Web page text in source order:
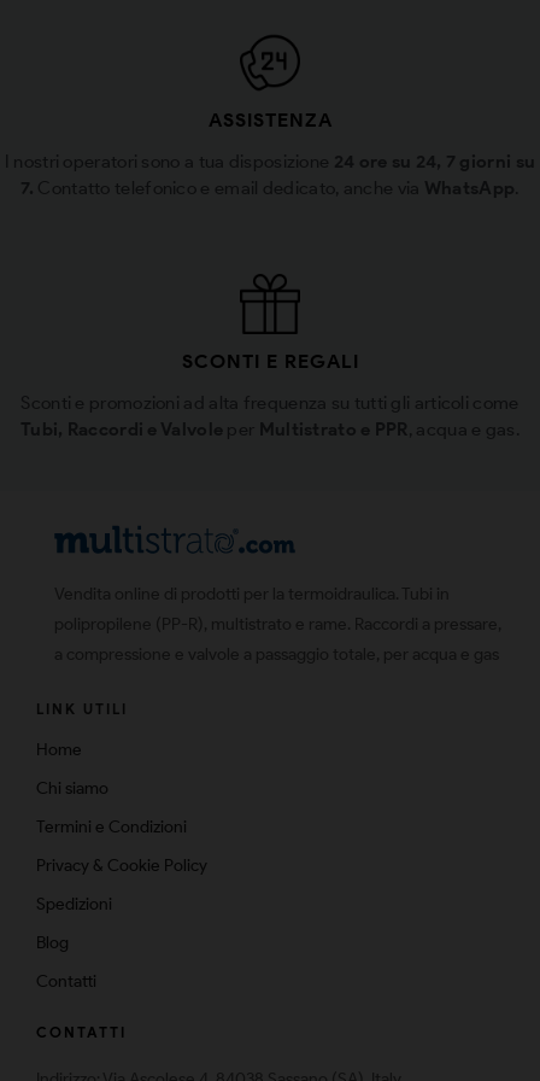
ASSISTENZA
I nostri operatori sono a tua disposizione 24 ore su 24, 7 giorni su
7. Contatto telefonico e email dedicato, anche via WhatsApp
SCONTI E REGALI
Sconti e promozioni ad alta frequenza su tutti gli articoli come
Tubi, Raccordi e Valvole per Multistrato e PPR , acqua e gas.
LINK UTILI
Home
Chi siamo
Termini e Condizioni
Privacy & Cookie Policy
Spedizioni
Blog
Contatti
CONTATTI